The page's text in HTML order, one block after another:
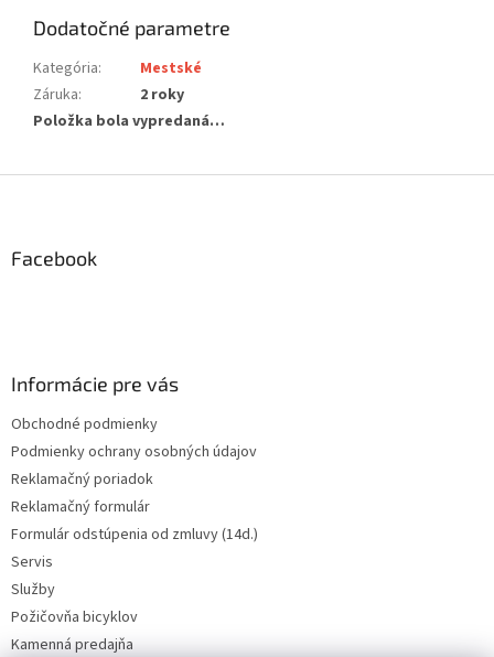
Dodatočné parametre
Kategória:
Mestské
Záruka:
2 roky
Položka bola vypredaná…
Facebook
Informácie pre vás
Obchodné podmienky
Podmienky ochrany osobných údajov
Reklamačný poriadok
Reklamačný formulár
Formulár odstúpenia od zmluvy (14d.)
Servis
Služby
Požičovňa bicyklov
Kamenná predajňa